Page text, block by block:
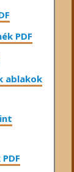
PDF
ablakok